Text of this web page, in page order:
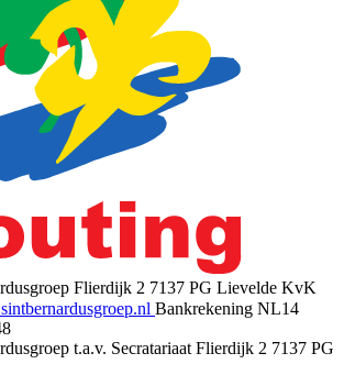
Flierdijk 2 7137 PG Lievelde KvK
Bankrekening NL14
t.a.v. Secratariaat Flierdijk 2 7137 PG